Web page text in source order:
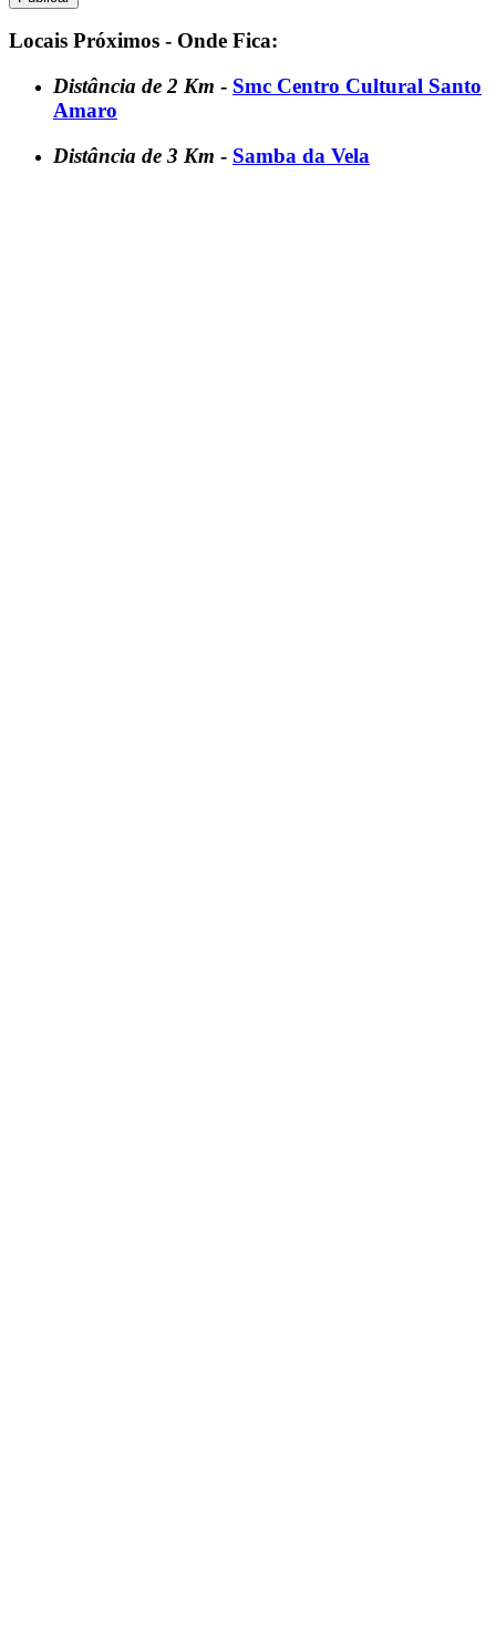
Locais Próximos - Onde Fica:
Distância de 2 Km - Smc Centro Cultural Santo
Amaro
Distância de 3 Km - Samba da Vela